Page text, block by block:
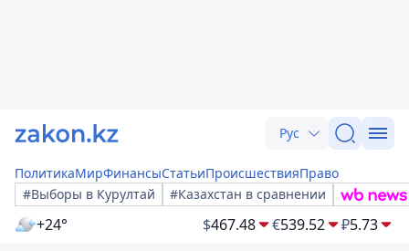
Рус
ПолитикаМирФинансыСтатьиПроисшествияПраво
#Выборы в Курултай
#Казахстан в сравнении
+24° $467.48 €539.52 ₽5.73